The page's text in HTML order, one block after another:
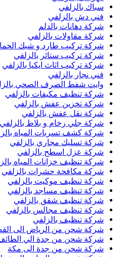
سباك بالزلفي
فني دش بالزلفي
شركة دهانات بالدلم
شركة مقاولات بالزلفي
شركة تركيب طارد و شبك
شركة تركيب ستائر بالزلفي
شركة تركيب اثاث ايكيا بالزلفي
فني نجار بالزلفي
وايت شفط الصرف الصحي
شركة تنظيف مكيفات بالزلفي
شركة تخزين عفش بالزلفي
شركة نقل عفش بالزلفي
شركة جلي رخام و بلاط بالزلفي
شركة كشف تسربات المياه
شركة تسليك مجاري بالزلفي
شركة عزل اسطح بالزلفي
شركة تنظيف خزانات المياه
شركة مكافحة حشرات بالزلفي
شركة تنظيف موكيت بالزلفي
شركة تنظيف مساجد بالزلفي
شركة تنظيف شقق بالزلفي
شركة تنظيف مجالس بالزلفي
شركة تنظيف بالزلفي
شركة شحن من الرياض الى
شركة شحن من جدة الي
شركة شحن من جدة الى مكة